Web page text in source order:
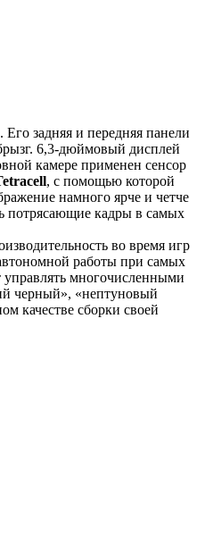
задняя и передняя панели
6,3-дюймовый дисплей
камере применен сенсор
, с помощью которой
намного ярче и четче
потрясающие кадры в самых
во время игр
работы при самых
многочисленными
черный», «нептуновый
качестве сборки своей